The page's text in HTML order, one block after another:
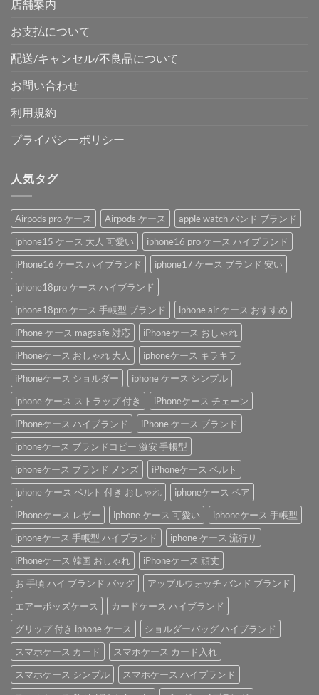
店舗案内
お支払について
配送/キャンセル/不良品について
お問い合わせ
利用規約
プライバシーポリシー
人気タグ
Airpods pro ケース Airpods ケース
apple watch バンド ブランド
iphone15 ケース 大人 可愛い
iphone16 pro ケース ハイブランド
iPhone16 ケース ハイブランド
iphone17 ケース ブランド 安い
iphone18pro ケース ハイブランド
iphone18pro ケース 手帳型 ブランド
iphone air ケース おすすめ
iPhone ケース magsafe 対応
iPhoneケース おしゃれ
iPhoneケース おしゃれ 大人
iphoneケース キラキラ
iPhoneケース ショルダー
iphone ケース シンプル
iphone ケース ストラップ 付き
iPhoneケース チェーン
iPhoneケース ハイブランド
iPhone ケース ブランド
iphoneケース ブランドコピー 激安 手帳型
iphoneケース ブランド メンズ
iPhoneケース ベルト
iphone ケース ベルト 付き おしゃれ
iphoneケース ペア
iPhoneケース レザー
iphone ケース 可愛い
iphoneケース 手帳型
iphoneケース 手帳型 ハイブランド
iphone ケース 流行り
iPhoneケース 韓国 おしゃれ
iPhoneケース 頑丈
お 手頃 ハイ ブランド バッグ
アップルウォッチ バンド ブランド
エアーポッズケース
カードケース ハイブランド
グリップ 付き iphone ケース
ショルダーバッグ ハイブランド
スマホケース カード
スマホケース カード入れ
スマホケース シンプル
スマホケース ハイブランド